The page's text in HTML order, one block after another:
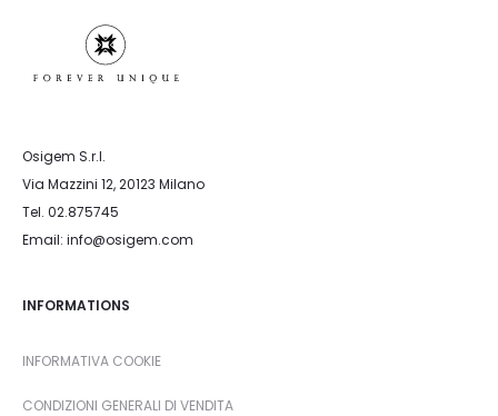
Osigem S.r.l.
Via Mazzini 12, 20123 Milano
Tel. 02.875745
Email: info@osigem.com
INFORMATIONS
INFORMATIVA COOKIE
CONDIZIONI GENERALI DI VENDITA